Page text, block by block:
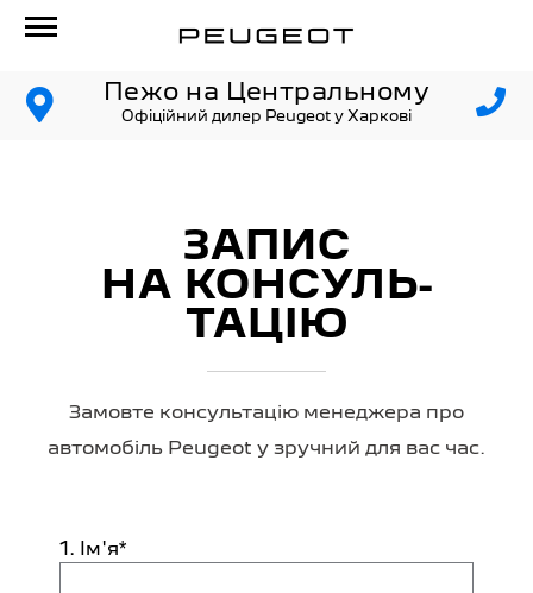
Пежо на Центральному
Офіційний дилер Peugeot у Харкові
ЗАПИС
НА КОНСУЛЬ­
ТАЦІЮ
Замовте консультацію менеджера про
автомобіль Peugeot у зручний для вас час.